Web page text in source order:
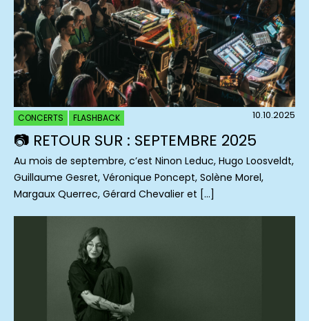
CONCERTS FLASHBACK 10.10.2025
📷 RETOUR SUR : SEPTEMBRE 2025
Au mois de septembre, c’est Ninon Leduc, Hugo Loosveldt,
Guillaume Gesret, Véronique Poncept, Solène Morel,
Margaux Querrec, Gérard Chevalier et […]